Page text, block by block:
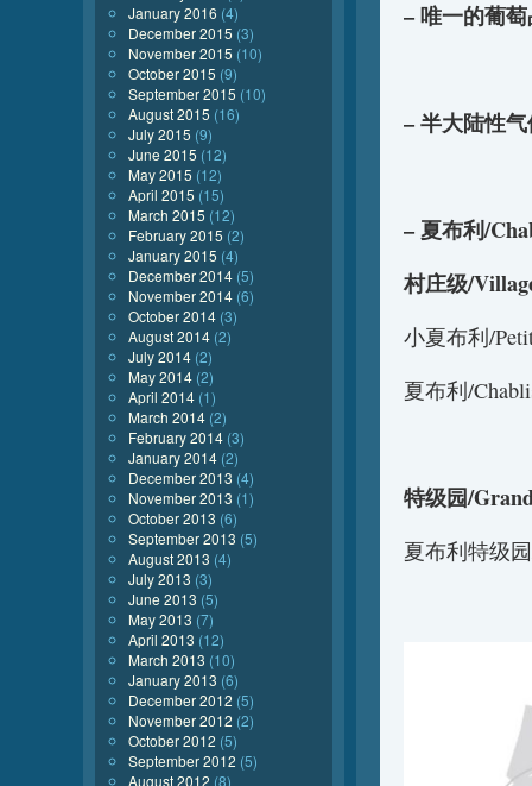
– 唯一的葡
– 半大陆性
– 夏布利/
村庄级/
小夏布利/
夏布利/
特级园/
夏布利特级
January 2016 (4)
December 2015 (3)
November 2015 (10)
October 2015 (9)
September 2015 (10)
August 2015 (16)
July 2015 (9)
June 2015 (12)
May 2015 (12)
April 2015 (15)
March 2015 (12)
February 2015 (2)
January 2015 (4)
December 2014 (5)
November 2014 (6)
October 2014 (3)
August 2014 (2)
July 2014 (2)
May 2014 (2)
April 2014 (1)
March 2014 (2)
February 2014 (3)
January 2014 (2)
December 2013 (4)
November 2013 (1)
October 2013 (6)
September 2013 (5)
August 2013 (4)
July 2013 (3)
June 2013 (5)
May 2013 (7)
April 2013 (12)
March 2013 (10)
January 2013 (6)
December 2012 (5)
November 2012 (2)
October 2012 (5)
September 2012 (5)
August 2012 (8)